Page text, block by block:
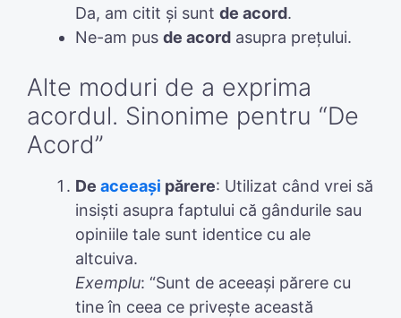
Da, am citit și sunt de acord.
Ne-am pus de acord asupra prețului.
Alte moduri de a exprima
acordul. Sinonime pentru “De
Acord”
De aceeași părere: Utilizat când vrei să
insiști asupra faptului că gândurile sau
opiniile tale sunt identice cu ale
altcuiva.
Exemplu: “Sunt de aceeași părere cu
tine în ceea ce privește această